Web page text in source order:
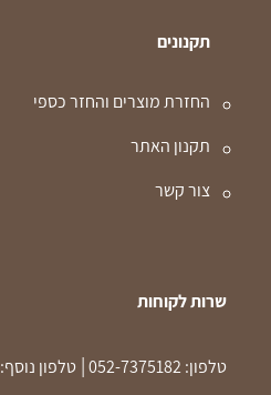
תקנונים
החזרת מוצרים והחזר כספי
תקנון האתר
צור קשר
שרות לקוחות
טלפון:052-7375182
| טלפון נוסף: